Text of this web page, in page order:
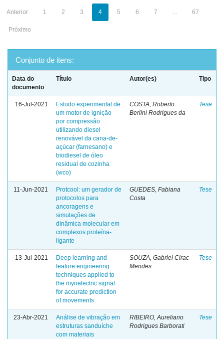
Anterior 1 2 3 4 5 6 7 ... 67
Próximo
Conjunto de itens:
Data do
documento
Título Autor(es) Tipo
16-Jul-2021
Estudo experimental de
um motor de ignição
por compressão
utilizando diesel
renovável da cana-de-
açúcar (farnesano) e
biodiesel de óleo
residual de cozinha
(wco)
COSTA, Roberto
Berlini Rodrigues da
Tese
11-Jun-2021
Protcool: um gerador de
protocolos para
ancoragens e
simulações de
dinâmica molecular em
complexos proteína-
ligante
GUEDES, Fabiana
Costa
Tese
13-Jul-2021
Deep learning and
feature engineering
techniques applied to
the myoelectric signal
for accurate prediction
of movements
SOUZA, Gabriel Cirac
Mendes
Tese
23-Abr-2021
Análise de vibração em
estruturas sanduíche
com materiais
RIBEIRO, Aureliano
Rodrigues Barborati
Tese